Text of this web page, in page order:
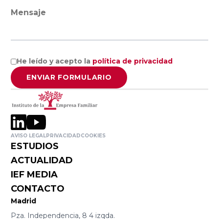
Universidad de
La Rioja
Mensaje
He leído y acepto la política de privacidad
ENVIAR FORMULARIO
AVISO LEGALPRIVACIDADCOOKIES
ESTUDIOS
ACTUALIDAD
IEF MEDIA
CONTACTO
Madrid
Pza. Independencia, 8 4 izqda.